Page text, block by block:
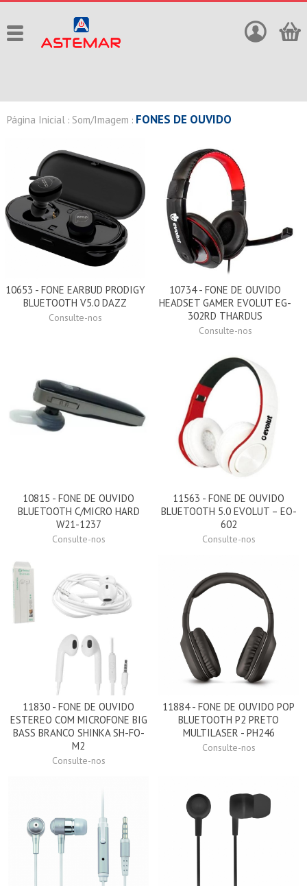
Página Inicial : Som/Imagem : FONES DE OUVIDO
10653 - FONE EARBUD PRODIGY
BLUETOOTH V5.0 DAZZ
Consulte-nos
10734 - FONE DE OUVIDO
HEADSET GAMER EVOLUT EG-
302RD THARDUS
Consulte-nos
10815 - FONE DE OUVIDO
BLUETOOTH C/MICRO HARD
W21-1237
Consulte-nos
11563 - FONE DE OUVIDO
BLUETOOTH 5.0 EVOLUT – EO-
602
Consulte-nos
11830 - FONE DE OUVIDO
ESTEREO COM MICROFONE BIG
BASS BRANCO SHINKA SH-FO-
M2
Consulte-nos
11884 - FONE DE OUVIDO POP
BLUETOOTH P2 PRETO
MULTILASER - PH246
Consulte-nos